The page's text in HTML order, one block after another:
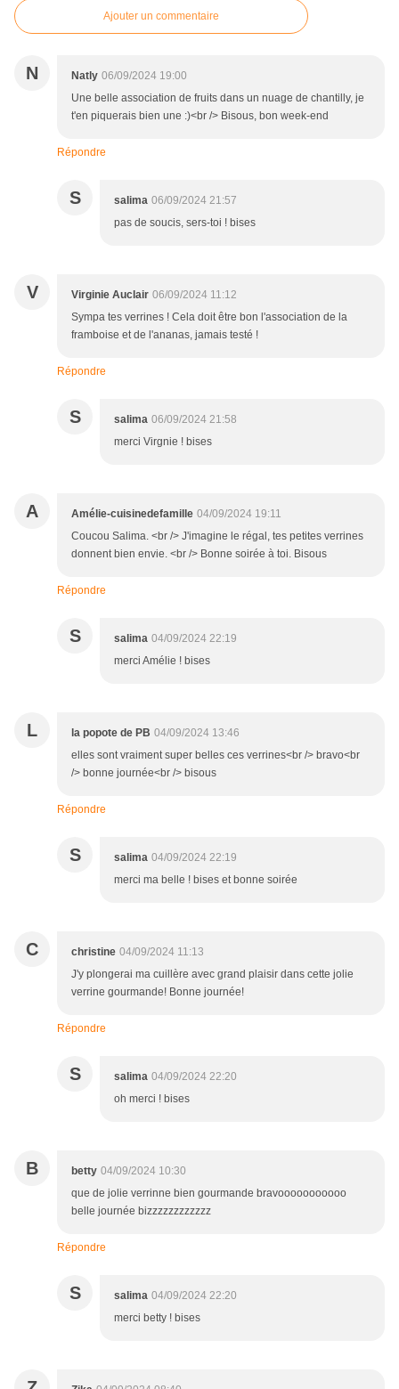
Ajouter un commentaire
N Natly 06/09/2024 19:00
Une belle association de fruits dans un nuage de chantilly, je
t'en piquerais bien une :)<br /> Bisous, bon week-end
Répondre
S salima 06/09/2024 21:57
pas de soucis, sers-toi ! bises
V Virginie Auclair 06/09/2024 11:12
Sympa tes verrines ! Cela doit être bon l'association de la
framboise et de l'ananas, jamais testé !
Répondre
S salima 06/09/2024 21:58
merci Virgnie ! bises
A Amélie-cuisinedefamille 04/09/2024 19:11
Coucou Salima. <br /> J'imagine le régal, tes petites verrines
donnent bien envie. <br /> Bonne soirée à toi. Bisous
Répondre
S salima 04/09/2024 22:19
merci Amélie ! bises
L la popote de PB 04/09/2024 13:46
elles sont vraiment super belles ces verrines<br /> bravo<br
/> bonne journée<br /> bisous
Répondre
S salima 04/09/2024 22:19
merci ma belle ! bises et bonne soirée
C christine 04/09/2024 11:13
J'y plongerai ma cuillère avec grand plaisir dans cette jolie
verrine gourmande! Bonne journée!
Répondre
S salima 04/09/2024 22:20
oh merci ! bises
B betty 04/09/2024 10:30
que de jolie verrinne bien gourmande bravooooooooooo
belle journée bizzzzzzzzzzzz
Répondre
S salima 04/09/2024 22:20
merci betty ! bises